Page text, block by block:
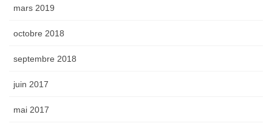
mars 2019
octobre 2018
septembre 2018
juin 2017
mai 2017